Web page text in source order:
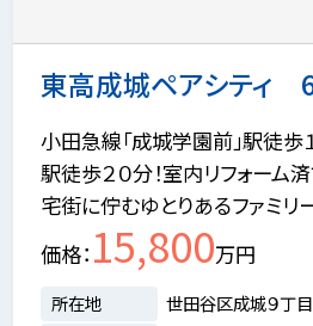
東高成城ペアシティ
小田急線「成城学園前」駅徒歩
駅徒歩２０分！室内リフォーム
宅街に佇むゆとりあるファミリ
価格 15,800万円
所在地
世田谷区成城９丁目